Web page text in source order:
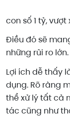
con số 1 tỷ, vượt
Điều đó sẽ
những rủi ro lớn.
Lợi ích dễ thấy
dụng. Rõ ràng
thể xử lý tất cả
tác cũng như